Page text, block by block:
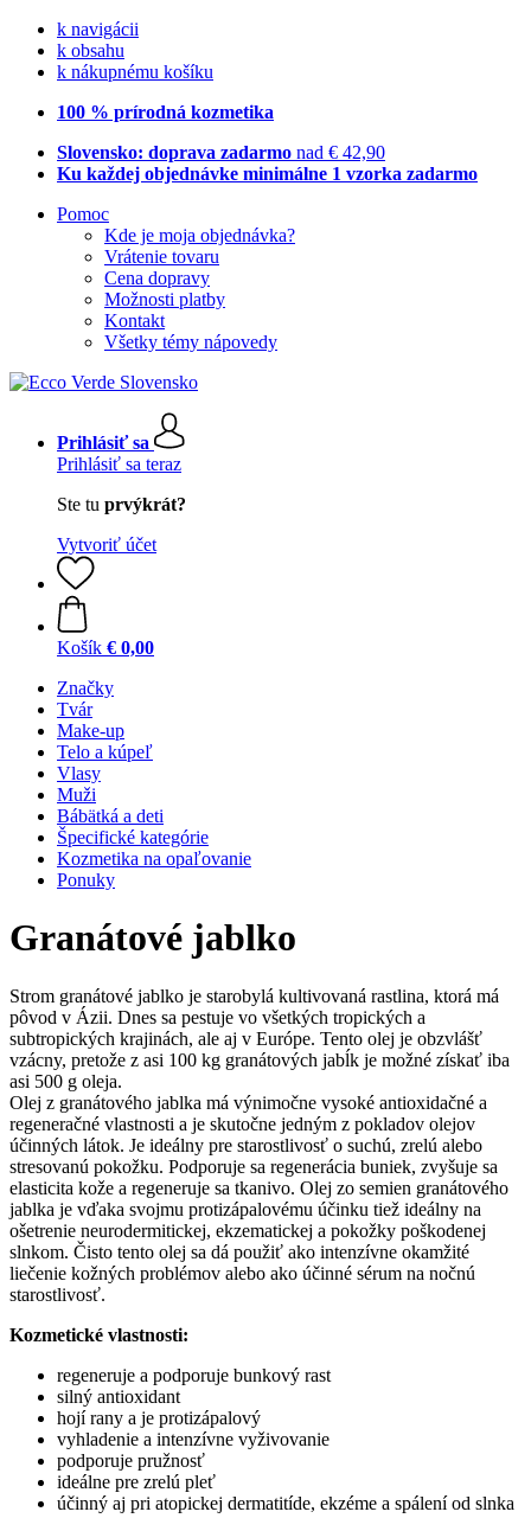
k navigácii
k obsahu
k nákupnému košíku
100 % prírodná kozmetika
Slovensko: doprava zadarmo nad € 42,90
Ku každej objednávke minimálne 1 vzorka zadarmo
Pomoc
Kde je moja objednávka?
Vrátenie tovaru
Cena dopravy
Možnosti platby
Kontakt
Všetky témy nápovedy
Prihlásiť sa
Prihlásiť sa teraz
Ste tu prvýkrát?
Vytvoriť účet
Košík € 0,00
Značky
Tvár
Make-up
Telo a kúpeľ
Vlasy
Muži
Bábätká a deti
Špecifické kategórie
Kozmetika na opaľovanie
Ponuky
Granátové jablko
Strom granátové jablko je starobylá kultivovaná rastlina, ktorá má
pôvod v Ázii. Dnes sa pestuje vo všetkých tropických a
subtropických krajinách, ale aj v Európe. Tento olej je obzvlášť
vzácny, pretože z asi 100 kg granátových jabĺk je možné získať iba
asi 500 g oleja.
Olej z granátového jablka má výnimočne vysoké antioxidačné a
regeneračné vlastnosti a je skutočne jedným z pokladov olejov
účinných látok. Je ideálny pre starostlivosť o suchú, zrelú alebo
stresovanú pokožku. Podporuje sa regenerácia buniek, zvyšuje sa
elasticita kože a regeneruje sa tkanivo. Olej zo semien granátového
jablka je vďaka svojmu protizápalovému účinku tiež ideálny na
ošetrenie neurodermitickej, ekzematickej a pokožky poškodenej
slnkom. Čisto tento olej sa dá použiť ako intenzívne okamžité
liečenie kožných problémov alebo ako účinné sérum na nočnú
starostlivosť.
Kozmetické vlastnosti:
regeneruje a podporuje bunkový rast
silný antioxidant
hojí rany a je protizápalový
vyhladenie a intenzívne vyživovanie
podporuje pružnosť
ideálne pre zrelú pleť
účinný aj pri atopickej dermatitíde, ekzéme a spálení od slnka